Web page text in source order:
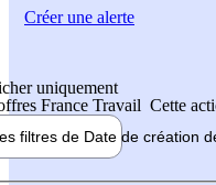
uniquement
France Travail Cette
filtres de Date de création
Créer une alerte